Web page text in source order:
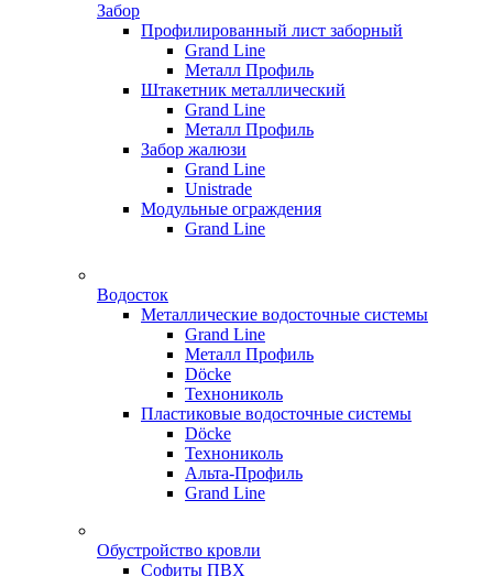
Забор
Профилированный лист заборный
Grand Line
Металл Профиль
Штакетник металлический
Grand Line
Металл Профиль
Забор жалюзи
Grand Line
Unistrade
Модульные ограждения
Grand Line
Водосток
Металлические водосточные системы
Grand Line
Металл Профиль
Döсkе
Технониколь
Пластиковые водосточные системы
Döcke
Технониколь
Альта-Профиль
Grand Line
Обустройство кровли
Софиты ПВХ